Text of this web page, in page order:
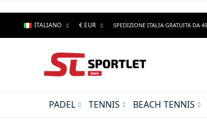
ITALIANO € EUR SPEDIZIONE ITALIA GRATUITA DA
PADEL TENNIS BEACH TENNIS